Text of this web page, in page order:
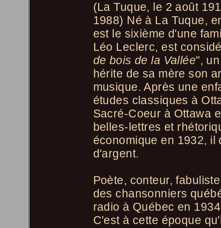
(La Tuque, le 2 août
1988) Né à La Tuque,
est le sixième d'une
Léo Leclerc, est
de bois de la Vallée",
hérite de sa mère son
musique. Après une
études classiques à
Sacré-Coeur à Ottawa
belles-lettres et
économique en 1932,
d'argent.
Poète, conteur,
des chansonniers
radio à Québec en
C'est à cette époque